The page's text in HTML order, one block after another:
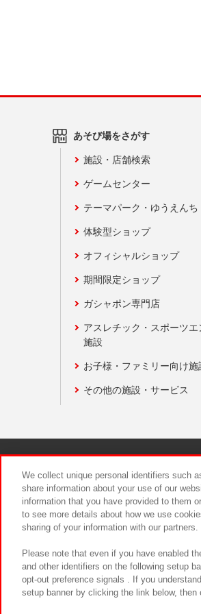
あそび場をさがす
施設・店舗検索
ゲームセンター
テーマパーク・ゆうえんち
体験型ショップ
オフィシャルショップ
期間限定ショップ
ガシャポン専門店
アスレチック・スポーツエ
施設
お子様・ファミリー向け施
その他の施設・サービス
We collect unique personal identifiers such
share information about your use of our
information that you have provided to them
to see more details about how we use
sharing of your information with our
Please note that even if you have enabled
and other identifiers on the following setup
opt-out preference signals . If you
setup banner by clicking the link below,